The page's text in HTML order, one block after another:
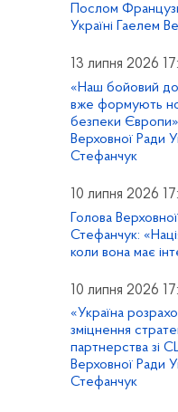
Послом
Україні Гаелем
13 липня 2026
«Наш бойовий
вже формують
безпеки
Верховної Ради
Стефанчук
10 липня 2026
Голова
Стефанчук:
коли вона має
10 липня 2026
«Україна
зміцнення
партнерства зі
Верховної Ради
Стефанчук